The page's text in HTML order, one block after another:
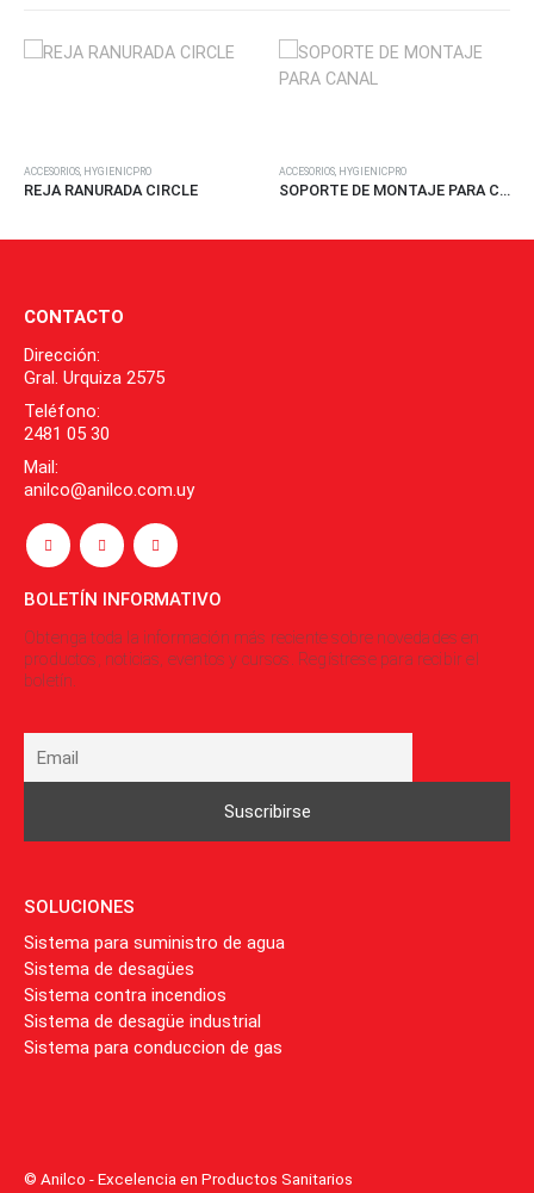
CIRCLE
HYGIENICPRO
SOPORTE DE MONTAJE PARA CANAL
CONTACTO
Dirección:
Gral. Urquiza 2575
Teléfono:
2481 05 30
Mail:
anilco@anilco.com.uy
BOLETÍN INFORMATIVO
Obtenga toda la información más reciente sobre novedades en
productos, noticias, eventos y cursos. Regístrese para recibir el
SOLUCIONES
Sistema para suministro de agua
Sistema de desagües
Sistema contra incendios
Sistema de desagüe industrial
Sistema para conduccion de gas